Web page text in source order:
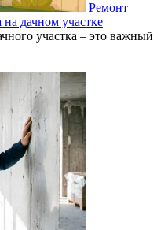
Ремонт
на дачном участке
участка – это важный